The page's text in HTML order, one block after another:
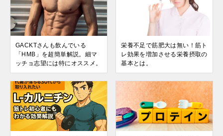
GACKTさんも飲んでいる
「HMB」を超簡単解説。細マ
ッチョ志望には特にオススメ。
栄養不足で筋肥大は無い！筋ト
レ効果を増加させる栄養摂取の
基本とは。